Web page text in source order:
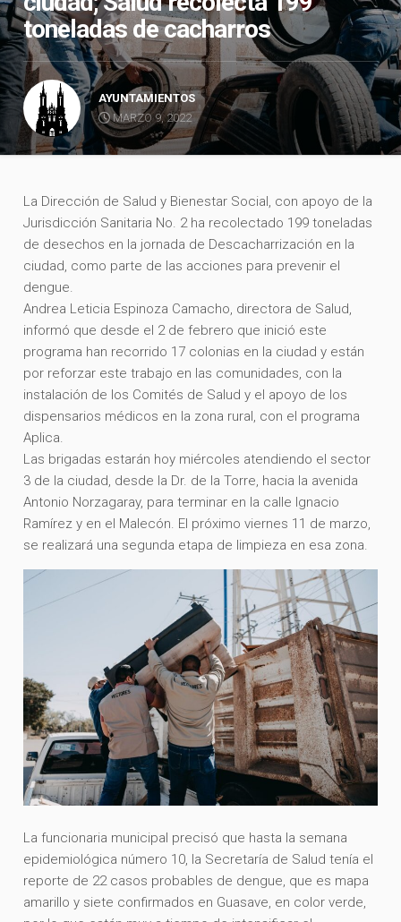
toneladas de cacharros
AYUNTAMIENTOS
MARZO 9, 2022
La Dirección de Salud y Bienestar Social, con apoyo de la
Jurisdicción Sanitaria No. 2 ha recolectado 199 toneladas
de desechos en la jornada de Descacharrización en la
ciudad, como parte de las acciones para prevenir el
dengue.
Andrea Leticia Espinoza Camacho, directora de Salud,
informó que desde el 2 de febrero que inició este
programa han recorrido 17 colonias en la ciudad y están
por reforzar este trabajo en las comunidades, con la
instalación de los Comités de Salud y el apoyo de los
dispensarios médicos en la zona rural, con el programa
Aplica.
Las brigadas estarán hoy miércoles atendiendo el sector
3 de la ciudad, desde la Dr. de la Torre, hacia la avenida
Antonio Norzagaray, para terminar en la calle Ignacio
Ramírez y en el Malecón. El próximo viernes 11 de marzo,
se realizará una segunda etapa de limpieza en esa zona.
La funcionaria municipal precisó que hasta la semana
epidemiológica número 10, la Secretaría de Salud tenía el
reporte de 22 casos probables de dengue, que es mapa
amarillo y siete confirmados en Guasave, en color verde,